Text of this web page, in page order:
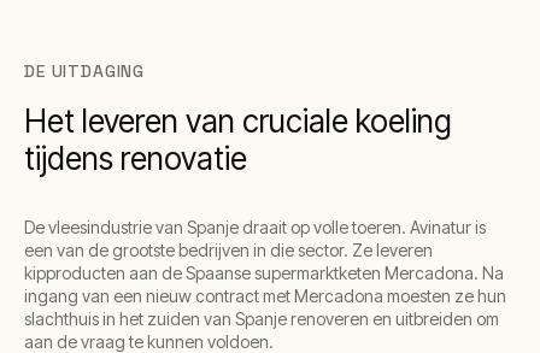
DE UITDAGING
Het leveren van cruciale koeling
tijdens renovatie
De vleesindustrie van Spanje draait op volle toeren. Avinatur is
een van de grootste bedrijven in die sector. Ze leveren
kipproducten aan de Spaanse supermarktketen Mercadona. Na
ingang van een nieuw contract met Mercadona moesten ze hun
slachthuis in het zuiden van Spanje renoveren en uitbreiden om
aan de vraag te kunnen voldoen.